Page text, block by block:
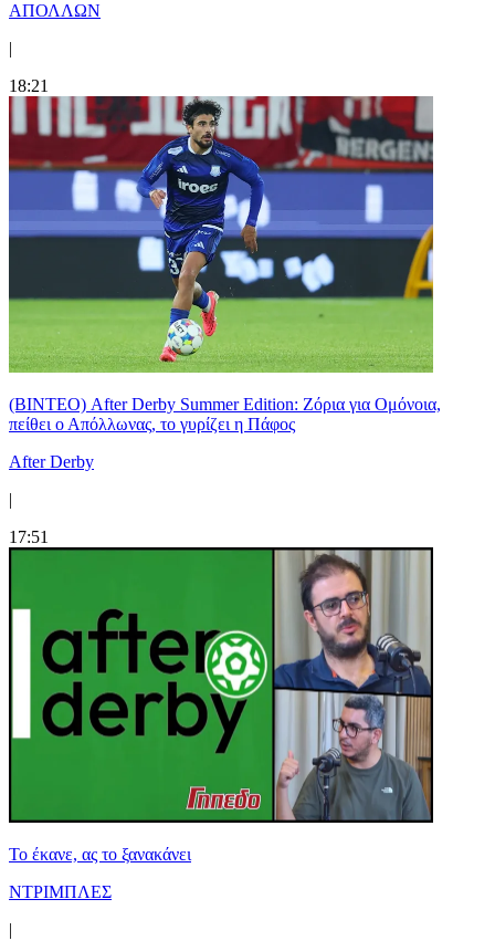
ΑΠΟΛΛΩΝ
|
18:21
(ΒΙΝΤΕΟ) After Derby Summer Edition: Ζόρια για Ομόνοια,
πείθει ο Απόλλωνας, το γυρίζει η Πάφος
After Derby
|
17:51
Το έκανε, ας το ξανακάνει
ΝΤΡΙΜΠΛΕΣ
|